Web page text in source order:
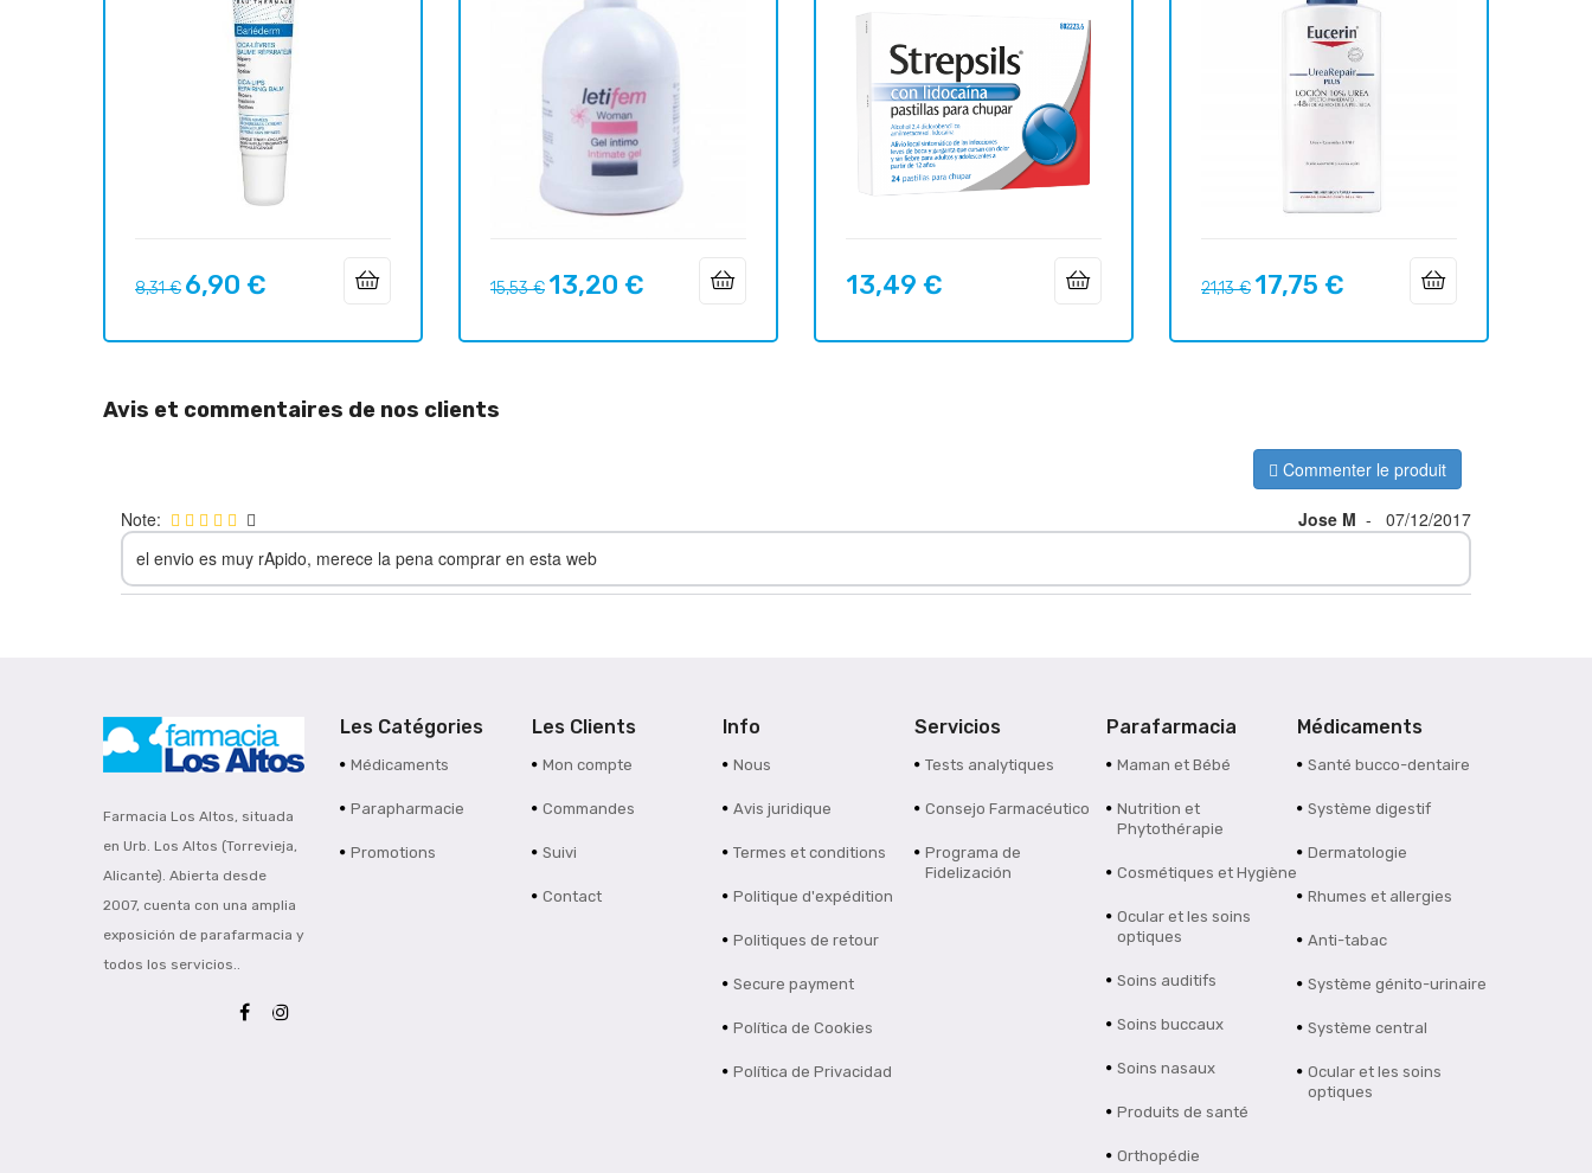
Prix
8,31 € Prix
6,90 €
Prix
15,53 € Prix
13,20 € Prix
13,49 €
Prix
21,13 € Prix
17,75 €
Avis et commentaires de nos clients
Commenter le produit
Note: Jose M -
07/12/2017
el envio es muy rApido, merece la pena comprar en esta web
Farmacia Los Altos, situada
en Urb. Los Altos (Torrevieja,
Alicante). Abierta desde
2007, cuenta con una amplia
exposición de parafarmacia y
todos los servicios..
Les Catégories
Médicaments
Parapharmacie
Promotions
Les Clients
Mon compte
Commandes
Suivi
Contact
Info
Nous
Avis juridique
Termes et conditions
Politique d'expédition
Politiques de retour
Secure payment
Política de Cookies
Política de Privacidad
Servicios
Tests analytiques
Consejo Farmacéutico
Programa de
Fidelización
Parafarmacia
Maman et Bébé
Nutrition et
Phytothérapie
Cosmétiques et Hygiène
Ocular et les soins
optiques
Soins auditifs
Soins buccaux
Soins nasaux
Produits de santé
Orthopédie
Médicaments
Santé bucco-dentaire
Système digestif
Dermatologie
Rhumes et allergies
Anti-tabac
Système génito-urinaire
Système central
Ocular et les soins
optiques